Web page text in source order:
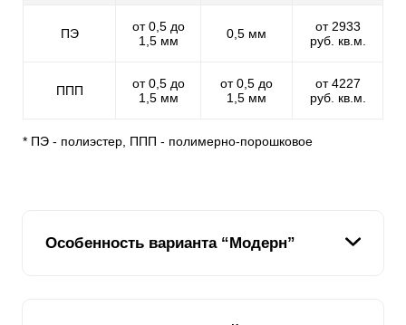
ПЭ
от 0,5 до
1,5 мм
0,5 мм
от 2933
руб. кв.м.
ППП
от 0,5 до
1,5 мм
от 0,5 до
1,5 мм
от 4227
руб. кв.м.
* ПЭ - полиэстер, ППП - полимерно-порошковое
Особенность варианта “Модерн”